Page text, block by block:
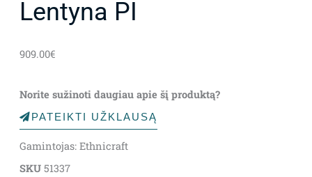
Lentyna PI
909.00€
Norite sužinoti daugiau apie šį produktą?
PATEIKTI UŽKLAUSĄ
Gamintojas: Ethnicraft
SKU 51337